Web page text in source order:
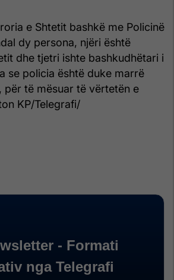
e Shtetit bashkë me Policinë
dy persona, njëri është
dhe tjetri ishte bashkudhëtari i
se policia është duke marrë
për të mësuar të vërtetën e
KP/Telegrafi/